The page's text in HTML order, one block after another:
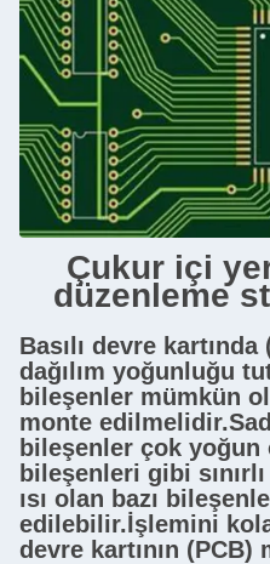
Çukur içi
düzenleme
Basılı devre
dağılım yoğunluğu
bileşenler mümkün
monte
bileşenler çok yoğun
bileşenleri gibi
ısı olan bazı
edilebilir.İşlemini
devre kartının (PCB)